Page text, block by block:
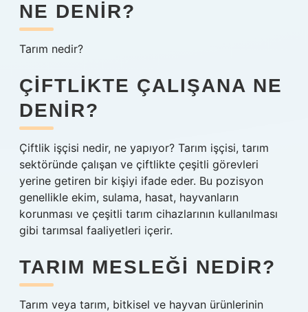
NE DENIR?
Tarım nedir?
ÇIFTLIKTE ÇALIŞANA NE
DENIR?
Çiftlik işçisi nedir, ne yapıyor? Tarım işçisi, tarım
sektöründe çalışan ve çiftlikte çeşitli görevleri
yerine getiren bir kişiyi ifade eder. Bu pozisyon
genellikle ekim, sulama, hasat, hayvanların
korunması ve çeşitli tarım cihazlarının kullanılması
gibi tarımsal faaliyetleri içerir.
TARIM MESLEĞI NEDIR?
Tarım veya tarım, bitkisel ve hayvan ürünlerinin